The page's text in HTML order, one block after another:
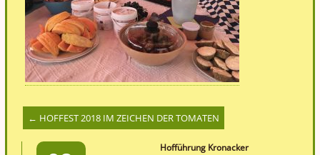
← HOFFEST 2018 IM ZEICHEN DER TOMATEN
Hofführung Kronacker